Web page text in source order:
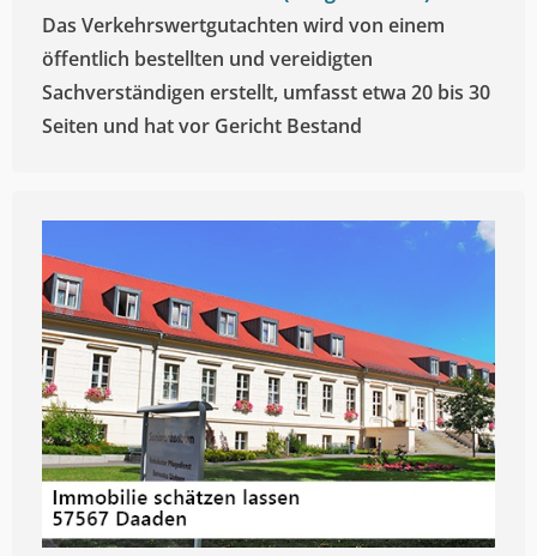
Das Verkehrswertgutachten wird von einem
öffentlich bestellten und vereidigten
Sachverständigen erstellt, umfasst etwa 20 bis 30
Seiten und hat vor Gericht Bestand